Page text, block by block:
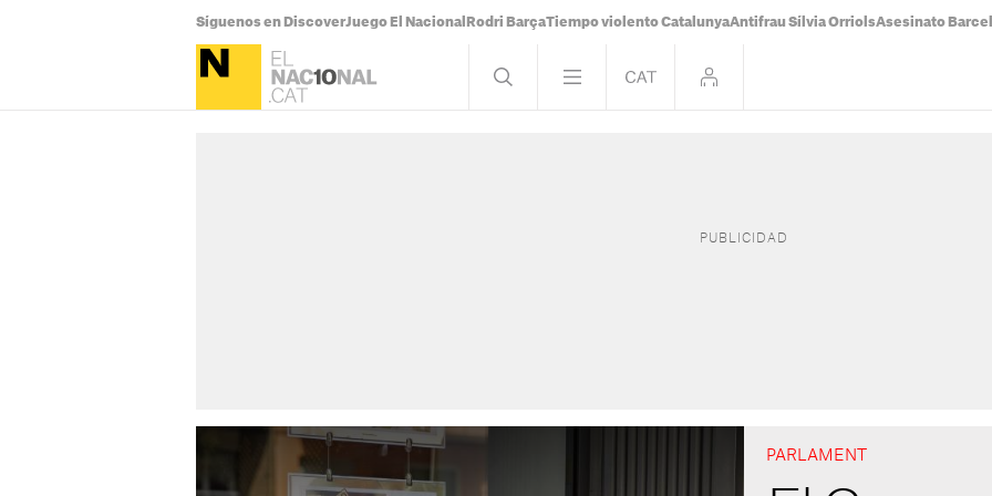
Síguenos en DiscoverJuego El Nacional Rodri BarçaTiempo violento CatalunyaAntifrau Sílvia OrriolsAsesinato
PARLAMENT